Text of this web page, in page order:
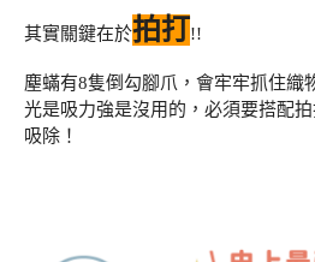
其實關鍵在於拍打 !!
塵蟎有8隻倒勾腳爪，會牢牢抓住織
光是吸力強是沒用的，必須要搭配
吸除！